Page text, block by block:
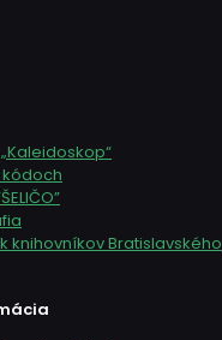
kódoch
knihovníkov Bratislavského